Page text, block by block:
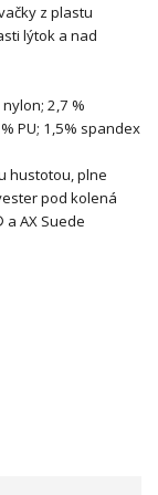
z plastu
lýtok a nad
2,7 %
PU; 1,5% spandex
hustotou, plne
pod kolená
AX Suede